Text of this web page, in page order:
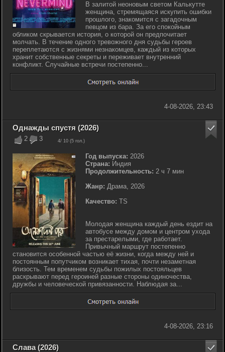
В залитой неоновым светом Калькутте
женщина, стремящаяся искупить ошибки
прошлого, знакомится с загадочным
певцом из бара. За его спокойным
обликом скрывается история, о которой он предпочитает
молчать. В течение одного тревожного дня судьбы героев
переплетаются с жизнями незнакомцев, каждый из которых
хранит собственные секреты и переживает внутренний
конфликт. Случайные встречи постепенно...
4-08-2026, 23:43
2 3 4/ 10 (5 гол.)
Однажды спустя (2026)
Год выпуска: 2026
Страна: Индия
Продолжительность: 2 ч 7 мин
Жанр: Драма, 2026
Качество: TS
Молодая женщина каждый день ездит на
автобусе между домом и центром ухода
за престарелыми, где работает.
Привычный маршрут постепенно
становится особенной частью её жизни, когда между ней и
постоянным попутчиком возникает тихая, почти незаметная
близость. Тем временем судьбы пожилых постояльцев
раскрывают перед героиней разные стороны одиночества,
дружбы и человеческой привязанности. Наблюдая за...
4-08-2026, 23:16
Слава (2026)